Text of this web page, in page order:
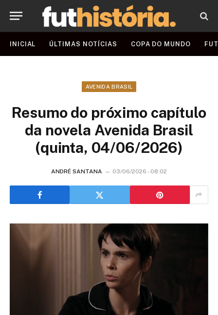
INICIAL ÚLTIMAS NOTÍCIAS COPA DO MUNDO
AVENIDA BRASIL
Resumo do próximo capítulo
da novela Avenida Brasil
(quinta, 04/06/2026)
ANDRÉ SANTANA 03/06/2026 - 08:02